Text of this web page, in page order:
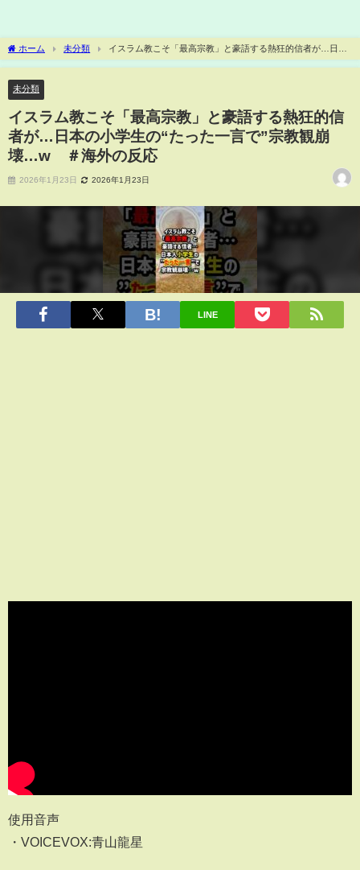
ホーム 未分類
イスラム教こそ「最高宗教」と豪語する熱狂的信者が…日本
の小学生の“たった一言で”宗教観崩壊…w ＃海外の反応
未分類
イスラム教こそ「最高宗教」と豪語する熱狂的信
者が…日本の小学生の“たった一言で”宗教観崩
壊…w ＃海外の反応
2026年1月23日 2026年1月23日
LINE
使用音声
・VOICEVOX:青山龍星